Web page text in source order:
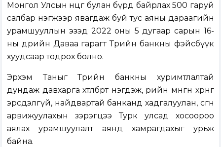
Монгол Улсын өнцөг булан бүрд байрлах 500 гаруй
салбар нэгжээр явагдаж буй тус аяны дараагийн
урамшууллын эзэд 2022 оны 5 дугаар сарын 16-
ны өдрийн Даваа гарагт Төрийн банкны фэйсбүүк
хуудсаар тодрох болно.
Эрхэм Таныг Төрийн банкны хуримтлалтай
дундаж давхарга хөтөлбөрт нэгдэж, өөрийн мөнгөн хөрөнгөө
эрсдэлгүй, найдвартай банканд хадгалуулан, өсгөн
арвижуулахын зэрэгцээ Турк улсад хосоороо
аялах урамшуулалт аянд хамрагдахыг урьж
байна.